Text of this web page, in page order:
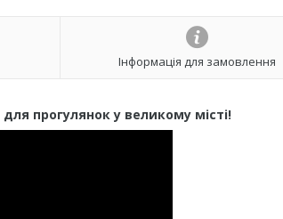
Інформація для замовлення
для прогулянок у великому місті!